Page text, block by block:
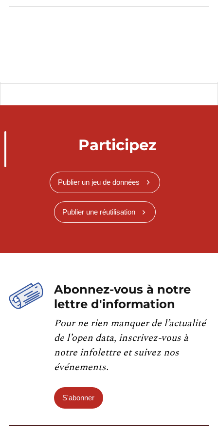
Participez
Publier un jeu de données
Publier une réutilisation
Abonnez-vous à notre
lettre d'information
Pour ne rien manquer de l’actualité
de l’open data, inscrivez-vous à
notre infolettre et suivez nos
événements.
S'abonner